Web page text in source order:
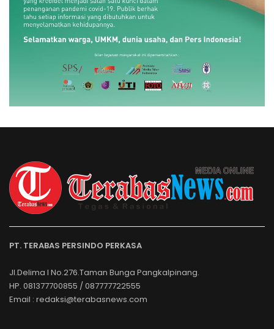
PT. TERABAS PERSINDO PERKASA
Jl.Delima I No.276.Taman Bunga Pangkalpinang.
HP. 081377700855 / 087777722555
Email : redaksi@terabasnews.com